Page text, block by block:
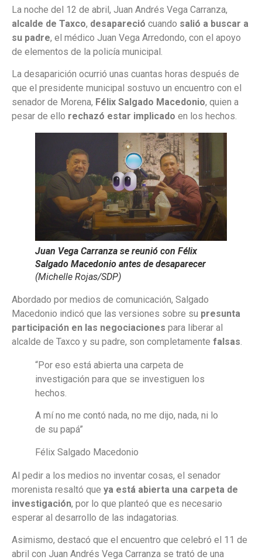
La noche del 12 de abril, Juan Andrés Vega Carranza,
alcalde de Taxco, desapareció cuando salió a buscar a
su padre, el médico Juan Vega Arredondo, con el apoyo
de elementos de la policía municipal.
La desaparición ocurrió unas cuantas horas después de
que el presidente municipal sostuvo un encuentro con el
senador de Morena, Félix Salgado Macedonio, quien a
pesar de ello rechazó estar implicado en los hechos.
Juan Vega Carranza se reunió con Félix
Salgado Macedonio antes de desaparecer
(Michelle Rojas/SDP)
Abordado por medios de comunicación, Salgado
Macedonio indicó que las versiones sobre su presunta
participación en las negociaciones para liberar al
alcalde de Taxco y su padre, son completamente falsas
“Por eso está abierta una carpeta de
investigación para que se investiguen los
hechos.
A mí no me contó nada, no me dijo, nada, ni lo
de su papá”
Félix Salgado Macedonio
Al pedir a los medios no inventar cosas, el senador
morenista resaltó que ya está abierta una carpeta de
investigación, por lo que planteó que es necesario
esperar al desarrollo de las indagatorias.
Asimismo, destacó que el encuentro que celebró el 11 de
abril con Juan Andrés Vega Carranza se trató de una